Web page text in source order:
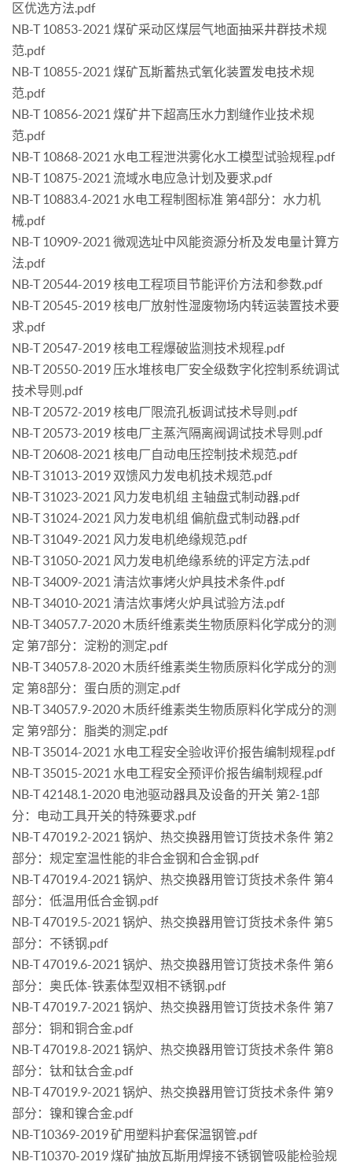
区优选方法.pdf
NB-T 10853-2021 煤矿采动区煤层气地面抽采井群技术规
范.pdf
NB-T 10855-2021 煤矿瓦斯蓄热式氧化装置发电技术规
范.pdf
NB-T 10856-2021 煤矿井下超高压水力割缝作业技术规
范.pdf
NB-T 10868-2021 水电工程泄洪雾化水工模型试验规程.pdf
NB-T 10875-2021 流域水电应急计划及要求.pdf
NB-T 10883.4-2021 水电工程制图标准 第4部分：水力机
械.pdf
NB-T 10909-2021 微观选址中风能资源分析及发电量计算方
法.pdf
NB-T 20544-2019 核电工程项目节能评价方法和参数.pdf
NB-T 20545-2019 核电厂放射性湿废物场内转运装置技术要
求.pdf
NB-T 20547-2019 核电工程爆破监测技术规程.pdf
NB-T 20550-2019 压水堆核电厂安全级数字化控制系统调试
技术导则.pdf
NB-T 20572-2019 核电厂限流孔板调试技术导则.pdf
NB-T 20573-2019 核电厂主蒸汽隔离阀调试技术导则.pdf
NB-T 20608-2021 核电厂自动电压控制技术规范.pdf
NB-T 31013-2019 双馈风力发电机技术规范.pdf
NB-T 31023-2021 风力发电机组 主轴盘式制动器.pdf
NB-T 31024-2021 风力发电机组 偏航盘式制动器.pdf
NB-T 31049-2021 风力发电机绝缘规范.pdf
NB-T 31050-2021 风力发电机绝缘系统的评定方法.pdf
NB-T 34009-2021 清洁炊事烤火炉具技术条件.pdf
NB-T 34010-2021 清洁炊事烤火炉具试验方法.pdf
NB-T 34057.7-2020 木质纤维素类生物质原料化学成分的测
定 第7部分：淀粉的测定.pdf
NB-T 34057.8-2020 木质纤维素类生物质原料化学成分的测
定 第8部分：蛋白质的测定.pdf
NB-T 34057.9-2020 木质纤维素类生物质原料化学成分的测
定 第9部分：脂类的测定.pdf
NB-T 35014-2021 水电工程安全验收评价报告编制规程.pdf
NB-T 35015-2021 水电工程安全预评价报告编制规程.pdf
NB-T 42148.1-2020 电池驱动器具及设备的开关 第2-1部
分：电动工具开关的特殊要求.pdf
NB-T 47019.2-2021 锅炉、热交换器用管订货技术条件 第2
部分：规定室温性能的非合金钢和合金钢.pdf
NB-T 47019.4-2021 锅炉、热交换器用管订货技术条件 第4
部分：低温用低合金钢.pdf
NB-T 47019.5-2021 锅炉、热交换器用管订货技术条件 第5
部分：不锈钢.pdf
NB-T 47019.6-2021 锅炉、热交换器用管订货技术条件 第6
部分：奥氏体-铁素体型双相不锈钢.pdf
NB-T 47019.7-2021 锅炉、热交换器用管订货技术条件 第7
部分：铜和铜合金.pdf
NB-T 47019.8-2021 锅炉、热交换器用管订货技术条件 第8
部分：钛和钛合金.pdf
NB-T 47019.9-2021 锅炉、热交换器用管订货技术条件 第9
部分：镍和镍合金.pdf
NB-T10369-2019 矿用塑料护套保温钢管.pdf
NB-T10370-2019 煤矿抽放瓦斯用焊接不锈钢管吸能检验规